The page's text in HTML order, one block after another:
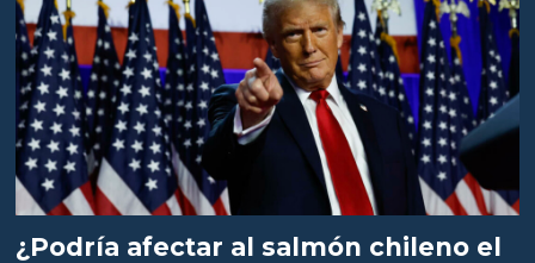
¿Podría afectar al salmón chileno el